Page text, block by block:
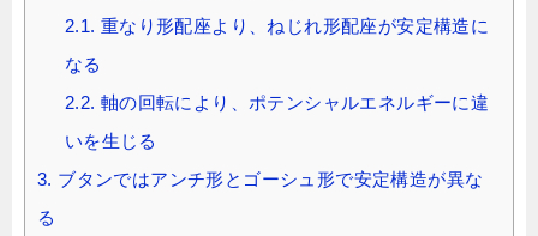
2.1. 重なり形配座より、ねじれ形配座が安定構造に
なる
2.2. 軸の回転により、ポテンシャルエネルギーに違
いを生じる
3. ブタンではアンチ形とゴーシュ形で安定構造が異な
る